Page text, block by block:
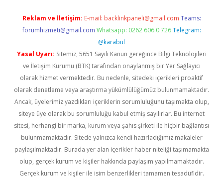
Reklam ve İletişim: E-mail: backlinkpaneli@gmail.com Teams:
forumhizmeti@gmail.com Whatsapp: 0262 606 0 726 Telegram:
@karabul
Yasal Uyarı: Sitemiz, 5651 Sayılı Kanun gereğince Bilgi Teknolojileri
ve İletişim Kurumu (BTK) tarafından onaylanmış bir Yer Sağlayıcı
olarak hizmet vermektedir. Bu nedenle, sitedeki içerikleri proaktif
olarak denetleme veya araştırma yükümlülüğümüz bulunmamaktadır.
Ancak, üyelerimiz yazdıkları içeriklerin sorumluluğunu taşımakta olup,
siteye üye olarak bu sorumluluğu kabul etmiş sayılırlar. Bu internet
sitesi, herhangi bir marka, kurum veya şahıs şirketi ile hiçbir bağlantısı
bulunmamaktadır. Sitede yalnızca kendi hazırladığımız makaleler
paylaşılmaktadır. Burada yer alan içerikler haber niteliği taşımamakta
olup, gerçek kurum ve kişiler hakkında paylaşım yapılmamaktadır.
Gerçek kurum ve kişiler ile isim benzerlikleri tamamen tesadüfidir.